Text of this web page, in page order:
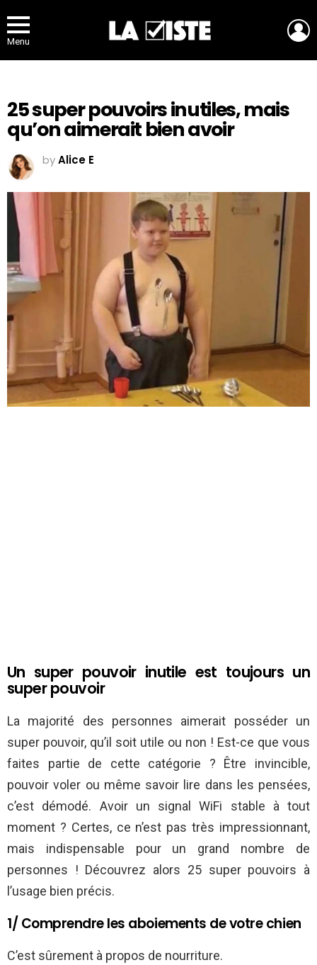
Menu
25 super pouvoirs inutiles, mais
qu’on aimerait bien avoir
byAlice E
Un super pouvoir inutile est toujours un
super pouvoir
La majorité des personnes aimerait posséder un
super pouvoir, qu’il soit utile ou non ! Est-ce que vous
faites partie de cette catégorie ? Être invincible,
pouvoir voler ou même savoir lire dans les pensées,
c’est démodé. Avoir un signal WiFi stable à tout
moment ? Certes, ce n’est pas très impressionnant,
mais indispensable pour un grand nombre de
personnes ! Découvrez alors 25 super pouvoirs à
l’usage bien précis.
1/ Comprendre les aboiements de votre chien
C’est sûrement à propos de nourriture.